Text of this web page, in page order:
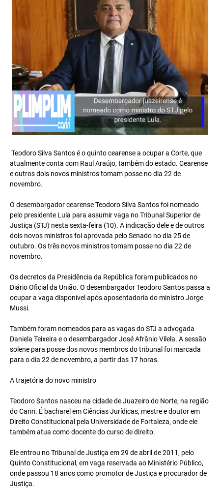
Teodoro Silva Santos é o quinto cearense a ocupar a Corte, que
atualmente conta com Raul Araújo, também do estado. Cearense
e outros dois novos ministros tomam posse no dia 22 de
novembro.
O desembargador cearense Teodoro Silva Santos foi nomeado
pelo presidente Lula para assumir vaga no Tribunal Superior de
Justiça (STJ) nesta sexta-feira (10). A indicação dele e de outros
dois novos ministros foi aprovada pelo Senado no dia 25 de
outubro. Os três novos ministros tomam posse no dia 22 de
novembro.
Os decretos da Presidência da República foram publicados no
Diário Oficial da União. O desembargador Teodoro Santos passa a
ocupar a vaga disponível após aposentadoria do ministro Jorge
Mussi.
Também foram nomeados para as vagas do STJ a advogada
Daniela Teixeira e o desembargador José Afrânio Vilela. A sessão
solene para posse dos novos membros do tribunal foi marcada
para o dia 22 de novembro, a partir das 17 horas.
A trajetória do novo ministro
Teodoro Santos nasceu na cidade de Juazeiro do Norte, na região
do Cariri. É bacharel em Ciências Jurídicas, mestre e doutor em
Direito Constitucional pela Universidade de Fortaleza, onde ele
também atua como docente do curso de direito.
Ele entrou no Tribunal de Justiça em 29 de abril de 2011, pelo
Quinto Constitucional, em vaga reservada ao Ministério Público,
onde passou 18 anos como promotor de Justiça e procurador de
Justiça.